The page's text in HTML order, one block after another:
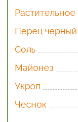
Перец
Соль
Майонез
Укроп
Чеснок